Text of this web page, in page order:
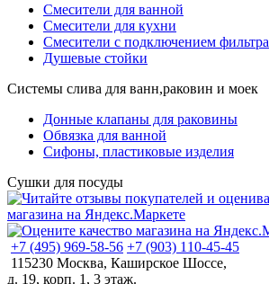
Смесители для ванной
Смесители для кухни
Смесители с подключением фильтра
Душевые стойки
Системы слива для ванн,раковин и моек
Донные клапаны для раковины
Обвязка для ванной
Сифоны, пластиковые изделия
Сушки для посуды
+7 (495) 969-58-56 +7 (903) 110-45-45
115230 Москва, Каширское Шоссе,
д. 19, корп. 1, 3 этаж.